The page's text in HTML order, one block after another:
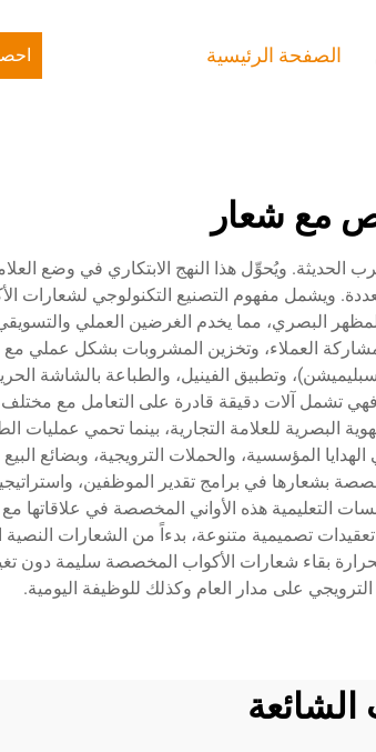
الصفحة الرئيسية
مع شعار
ويُحوِّل هذا النهج الابتكاري في وضع
ويشمل مفهوم التصنيع التكنولوجي
المظهر البصري، مما يخدم الغرضين العملي
مشاركة العملاء، وتخزين المشروبات بشكل
وتطبيق الفينيل، والطباعة بالشاشة
تشمل آلات دقيقة قادرة على التعامل مع مختلف
البصرية للعلامة التجارية، بينما تحمي عمليات
المؤسسية، والحملات الترويجية، وبضائع البيع
في برامج تقدير الموظفين، واستراتيجيات
التعليمية هذه الأواني المخصصة في علاقاتها
تصميمية متنوعة، بدءاً من الشعارات
بقاء شعارات الأكواب المخصصة سليمة دون
على مدار العام وكذلك للوظيفة اليومية.
الشائعة